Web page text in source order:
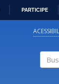
PARTICIPE